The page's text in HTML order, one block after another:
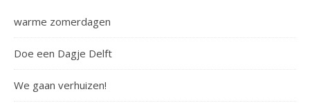
warme zomerdagen
Doe een Dagje Delft
We gaan verhuizen!